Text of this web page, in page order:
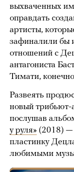
выхваченных
оправдать
артисты,
зафиналили бы
отношений с
антагониста
Тимати,
Развеять
новый
послушав
у руля» (2018)
пластинку
любимыми